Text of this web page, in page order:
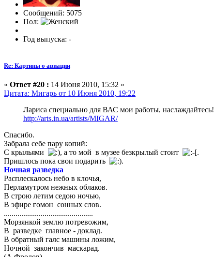
Сообщений: 5075
Пол:
Год выпуска: -
Re: Картины о авиации
« Ответ #20 : 14 Июня 2010, 15:32 »
Цитата: Мигарь от 10 Июня 2010, 19:22
Лариса специально для ВАС мои работы, наслаждайтесь!
http://arts.in.ua/artists/MIGAR/
Спасибо.
Забрала себе пару копий:
С крыльями
, а то мой в музее безкрылый стоит
.
Пришлось пока свои подарить
.
Ночная разведка
Расплескалось небо в клочья,
Перламутром нежных облаков.
В строю летим седою ночью,
В эфире гомон сонных слов.
..............................................
Морзянкой землю потревожим,
В разведке главное - доклад.
В обратный галс машины ложим,
Ночной закончив маскарад.